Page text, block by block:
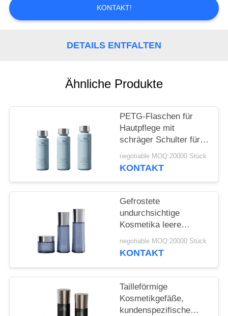
FÄLLE
ANGEBOT
SITEMAP
PRIVACY
POLICY
KONTAKT!
DETAILS ENTFALTEN
Ähnliche Produkte
PETG-Flaschen für
Hautpflege mit
schräger Schulter für
High-End-Marken mit
CMYK-Druck und
negotiable MOQ:20000 Stück
KONTAKT
Gefrostete
undurchsichtige
Kosmetika leere
Flasche Großhandel
Wasserlotion Creme
maßgeschneidert
negotiable MOQ:20000 Stück
KONTAKT
Tailleförmige
Kosmetikgefäße,
kundenspezifische